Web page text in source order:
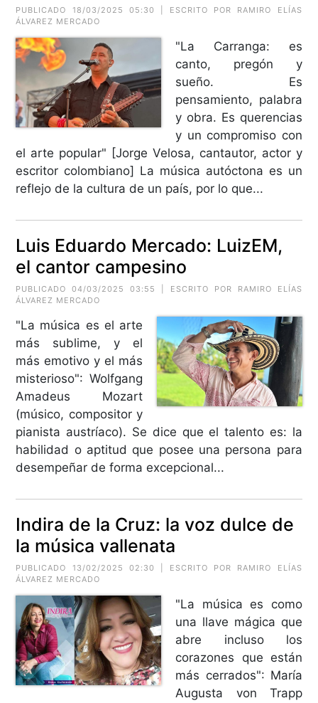
PUBLICADO 18/03/2025 05:30 | ESCRITO POR RAMIRO ELÍAS
ÁLVAREZ MERCADO
"La Carranga: es
canto, pregón y
sueño. Es
pensamiento, palabra
y obra. Es querencias
y un compromiso con
el arte popular" [Jorge Velosa, cantautor, actor y
escritor colombiano] La música autóctona es un
reflejo de la cultura de un país, por lo que...
Luis Eduardo Mercado: LuizEM,
el cantor campesino
PUBLICADO 04/03/2025 03:55 | ESCRITO POR RAMIRO ELÍAS
ÁLVAREZ MERCADO
"La música es el arte
más sublime, y el
más emotivo y el más
misterioso": Wolfgang
Amadeus Mozart
(músico, compositor y
pianista austríaco). Se dice que el talento es: la
habilidad o aptitud que posee una persona para
desempeñar de forma excepcional...
Indira de la Cruz: la voz dulce de
la música vallenata
PUBLICADO 13/02/2025 02:30 | ESCRITO POR RAMIRO ELÍAS
ÁLVAREZ MERCADO
"La música es como
una llave mágica que
abre incluso los
corazones que están
más cerrados": María
Augusta von Trapp